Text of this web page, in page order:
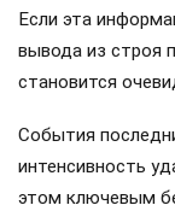
Если эта
вывода из строя
становится
События
интенсивность
этом ключевым